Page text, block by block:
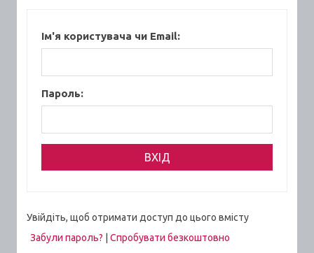
Ім'я користувача чи Email:
Пароль:
Увійдіть, щоб отримати доступ до цього вмісту
Забули пароль?
Спробувати безкоштовно